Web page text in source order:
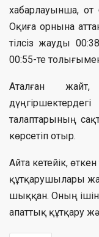
хабарлауынша, от
Оқиға орнына
тілсіз жауды
00:55-те
Аталған
талаптарының
көрсетіп отыр.
Айта кетейік,
құтқарушылары
шыққан. Оның
апаттық құтқару